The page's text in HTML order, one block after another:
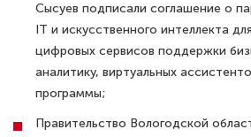
Сысуев подписали соглашение о
IT и искусственного интеллекта
цифровых сервисов поддержки
аналитику, виртуальных
программы;
Правительство Вологодской